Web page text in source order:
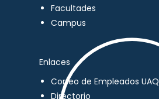
Facultades
Campus
Enlaces
Correo de Empleados UAQ
Directorio